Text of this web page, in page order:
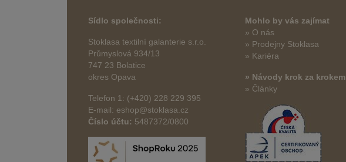
Sídlo společnosti:
Stoklasa textilní galanterie s.r.o.
Průmyslová 934/13
747 23 Bolatice
okres Opava
Telefon 1: (+420) 228 229 395
E-mail: eshop@stoklasa.cz
Číslo účtu: 5487372/0800
Mohlo by vás zajímat
» O nás
» Prodejny Stoklasa
» Kariéra
» Návody krok za krokem
» Články